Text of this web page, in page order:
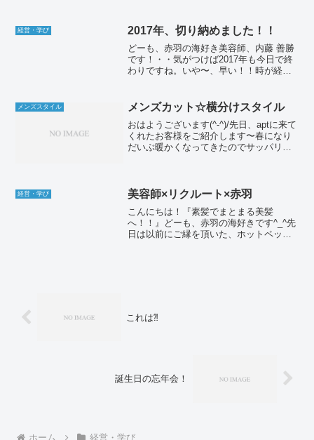
の日。うちの店の前もこんな感じ。これ
まだお昼頃だったの...
経営・学び 2017年、切り納めました！！
どーも、赤羽の海好き美容師、内藤 善勝
です！・・気がつけば2017年も今日で終
わりですね。いや〜、早い！！時が経つ
様になってきました。・2017年は自分の
中で「未来への...
メンズスタイル メンズカット☆横分けスタイル
おはようございます(^-^)/先日、aptに来て
くれたお客様をご紹介します〜春になり
だいぶ暖かくなってきたのでサッパリと
ルドなスタ...
経営・学び 美容師×リクルート×赤羽
こんにちは！『素髪でまとまる美髪
へ！！』どーも、赤羽の海好きです^_^先
日は以前にご縁を頂いた、ホットペッパ
これは⁈
誕生日の忘年会！
ホーム 経営・学び